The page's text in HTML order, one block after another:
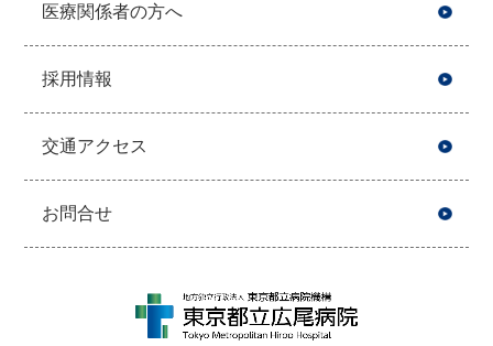
医療関係者の方へ
採用情報
交通アクセス
お問合せ